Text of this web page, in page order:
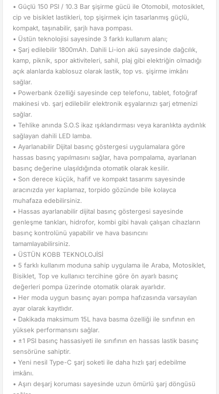
• Güçlü 150 PSI / 10.3 Bar şişirme gücü ile Otomobil, motosiklet,
cip ve bisiklet lastikleri, top şişirmek için tasarlanmış güçlü,
kompakt, taşınabilir, şarjlı hava pompası.
• Üstün teknolojisi sayesinde 3 farklı kullanım alanı;
• Şarj edilebilir 1800mAh. Dahili Li-ion akü sayesinde dağcılık,
kamp, piknik, spor aktiviteleri, sahil, plaj gibi elektriğin olmadığı
açık alanlarda kablosuz olarak lastik, top vs. şişirme imkânı
sağlar.
• Powerbank özelliği sayesinde cep telefonu, tablet, fotoğraf
makinesi vb. şarj edilebilir elektronik eşyalarınızı şarj etmenizi
sağlar.
• Tehlike anında S.O.S ikaz ışıklandırması veya karanlıkta aydınlık
sağlayan dahili LED lamba.
• Ayarlanabilir Dijital basınç göstergesi uygulamalara göre
hassas basınç yapılmasını sağlar, hava pompalama, ayarlanan
basınç değerine ulaşıldığında otomatik olarak kesilir.
• Son derece küçük, hafif ve kompakt tasarımı sayesinde
aracınızda yer kaplamaz, torpido gözünde bile kolayca
muhafaza edebilirsiniz.
• Hassas ayarlanabilir dijital basınç göstergesi sayesinde
genleşme tankları, hidrofor, kombi gibi havalı çalışan cihazların
basınç kontrolünü yapabilir ve hava basıncını
tamamlayabilirsiniz.
• ÜSTÜN KOBB TEKNOLOJİSİ
• 5 farklı kullanım moduna sahip uygulama ile Araba, Motosiklet,
Bisiklet, Top ve kullanıcı tercihine göre ön ayarlı basınç
değerleri pompa üzerinde otomatik olarak ayarlıdır.
• Her moda uygun basınç ayarı pompa hafızasında varsayılan
ayar olarak kayıtlıdır.
• Dakikada maksimum 15L hava basma özelliği ile sınıfının en
yüksek performansını sağlar.
• ±1 PSI basınç hassasiyeti ile sınıfının en hassas lastik basınç
sensörüne sahiptir.
• Yeni nesil Type-C şarj soketi ile daha hızlı şarj edebilme
imkânı.
• Aşırı deşarj koruması sayesinde uzun ömürlü şarj döngüsü